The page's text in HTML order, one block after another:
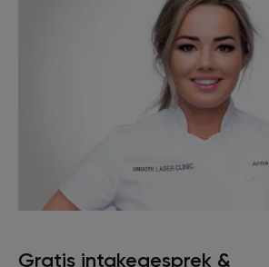
Gratis intakegesprek &
Tattoo verwijderen
Tarieven